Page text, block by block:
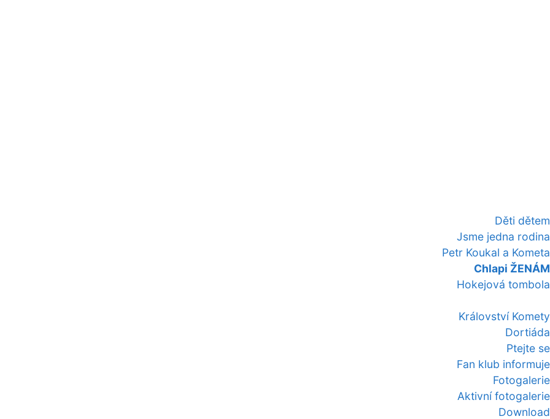
Děti dětem
Jsme jedna rodina
Petr Koukal a Kometa
Chlapi ŽENÁM
Hokejová tombola
Království Komety
Dortiáda
Ptejte se
Fan klub informuje
Fotogalerie
Aktivní fotogalerie
Download